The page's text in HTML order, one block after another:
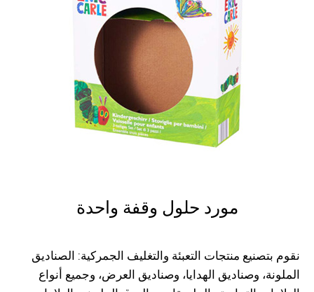
مورد حلول وقفة واحدة
نقوم بتصنيع منتجات التعبئة والتغليف الجمركية: الصناديق
الملونة، وصناديق الهدايا، وصناديق العرض، وجميع أنواع